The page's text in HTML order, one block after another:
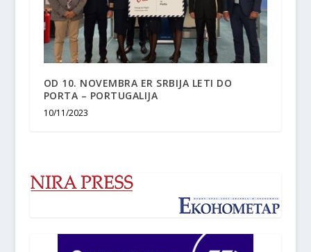
OD 10. NOVEMBRA ER SRBIJA LETI DO
PORTA – PORTUGALIJA
10/11/2023